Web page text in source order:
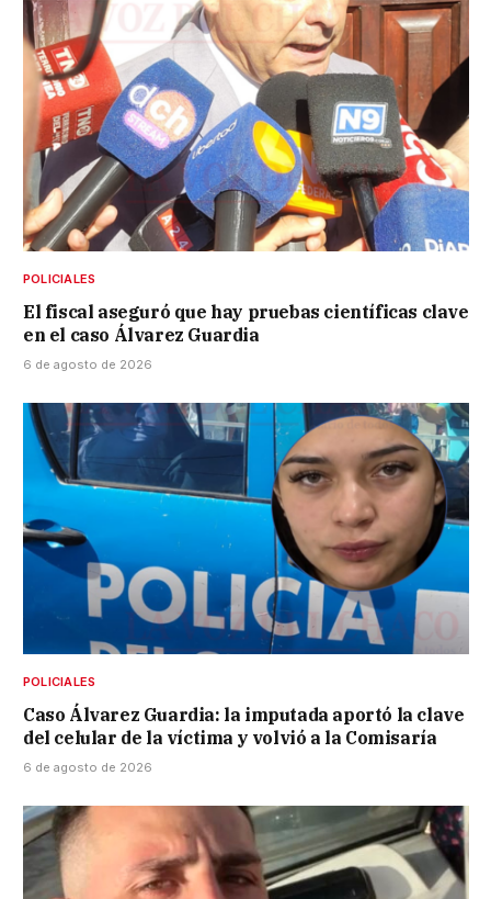
POLICIALES
El fiscal aseguró que hay pruebas científicas clave
en el caso Álvarez Guardia
6 de agosto de 2026
POLICIALES
Caso Álvarez Guardia: la imputada aportó la clave
del celular de la víctima y volvió a la Comisaría
6 de agosto de 2026